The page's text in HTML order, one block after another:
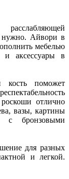
нужно. Айвори в
мебелью
и аксессуары в
поможет
отлично
вазы, картины
с бронзовыми
для разных
и легкой.